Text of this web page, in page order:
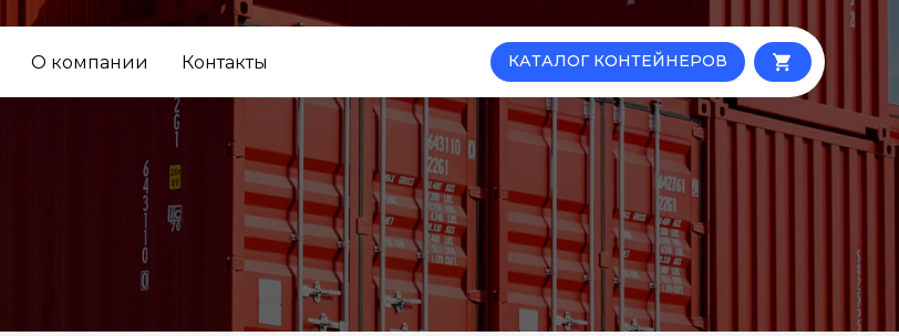
О компании Контакты КАТАЛОГ КОНТЕЙНЕРОВ local_grocery_store